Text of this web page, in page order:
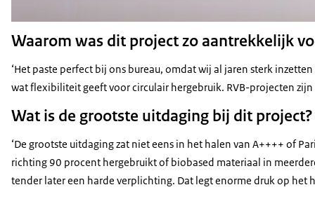
Waarom was dit project zo aantrekkelijk
‘Het paste perfect bij ons bureau, omdat wij al jaren sterk
wat flexibiliteit geeft voor circulair hergebruik. RVB-projecten
Wat is de grootste uitdaging bij dit project?
‘De grootste uitdaging zat niet eens in het halen van A++++ of
richting 90 procent hergebruikt of biobased materiaal in
tender later een harde verplichting. Dat legt enorme druk op het